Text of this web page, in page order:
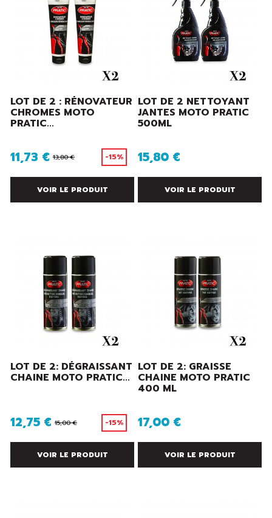
LOT DE 2 : RÉNOVATEUR
CHROMES MOTO
PRATIC...
11,73 € 13,80 € -15%
VOIR LE PRODUIT
LOT DE 2 NETTOYANT
JANTES MOTO PRATIC
500ML
15,80 €
VOIR LE PRODUIT
LOT DE 2: DÉGRAISSANT
CHAINE MOTO PRATIC...
12,75 € 15,00 € -15%
VOIR LE PRODUIT
LOT DE 2: GRAISSE
CHAINE MOTO PRATIC
400 ML
17,00 €
VOIR LE PRODUIT